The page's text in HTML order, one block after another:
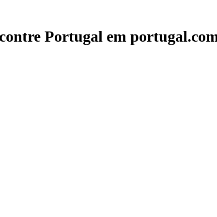
Portugal em